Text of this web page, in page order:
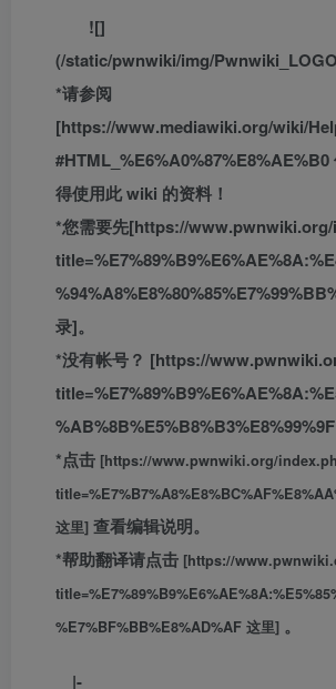
![]
(/static/pwnwiki/img/
*请参阅
[https://www.mediawiki.org/wiki/
得使用此 wiki 的资料！
*您需要先[https://
录]。
*没有帐号？ [https://
*点击 [https://www.pwnwiki.org/
这里] 查看编辑说明。
*帮助翻译请点击 [https://
%E7%BF%BB%E8%AD%AF 这里] 。
|-